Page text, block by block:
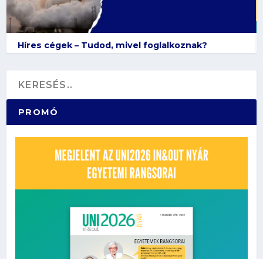
Híres cégek – Tudod, mivel foglalkoznak?
PROMÓ